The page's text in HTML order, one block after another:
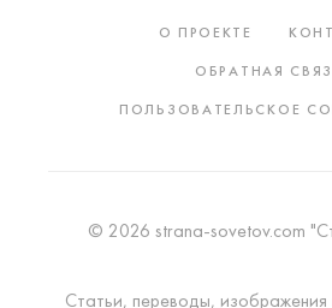
О ПРОЕКТЕ
ОБРАТНАЯ
ПОЛЬЗОВАТЕЛЬСКОЕ
© 2026 strana-sovetov.com
Статьи, переводы,